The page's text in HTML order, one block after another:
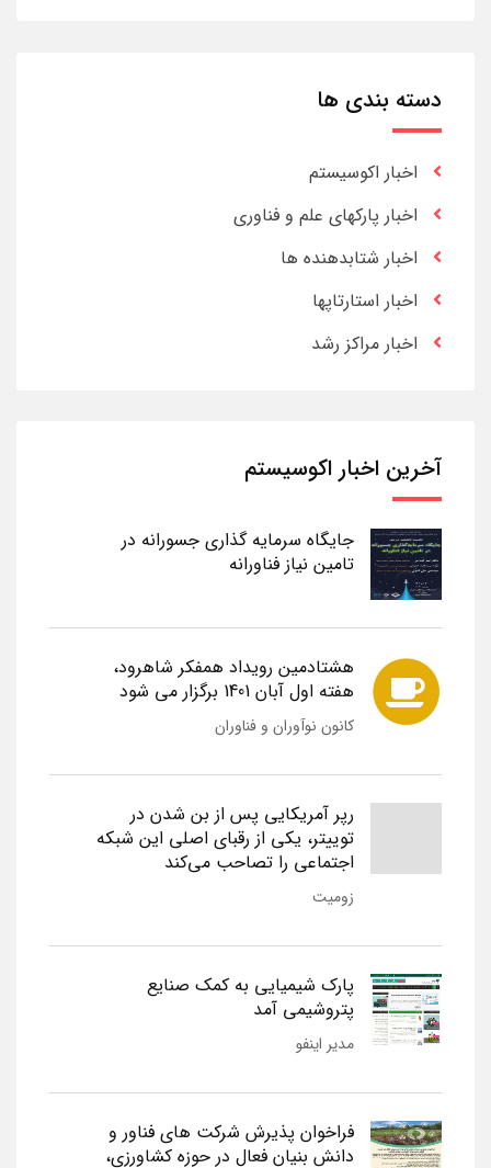
دسته بندی ها
اخبار اکوسیستم
اخبار پارکهای علم و فناوری
اخبار شتابدهنده ها
اخبار استارتاپها
اخبار مراکز رشد
آخرین اخبار اکوسیستم
جایگاه سرمایه گذاری جسورانه در
تامین نیاز فناورانه
هشتادمین رویداد همفکر شاهرود،
هفته اول آبان 1401 برگزار می شود
کانون نوآوران و فناوران
رپر آمریکایی پس از بن شدن در
توییتر، یکی از رقبای اصلی این شبکه
اجتماعی را تصاحب می‌کند
زومیت
پارک شیمیایی به کمک صنایع
پتروشیمی آمد
مدیر اینفو
فراخوان پذیرش شرکت های فناور و
دانش بنیان فعال در حوزه کشاورزی،